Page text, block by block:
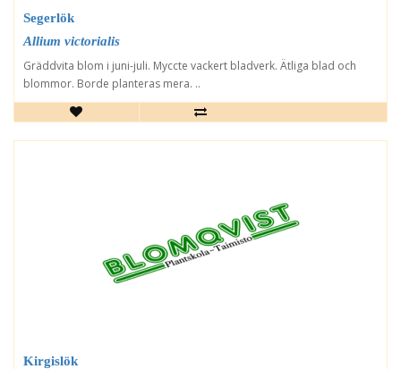
Segerlök
Allium victorialis
Gräddvita blom i juni-juli. Myccte vackert bladverk. Ätliga blad och
blommor. Borde planteras mera. ..
Kirgislök